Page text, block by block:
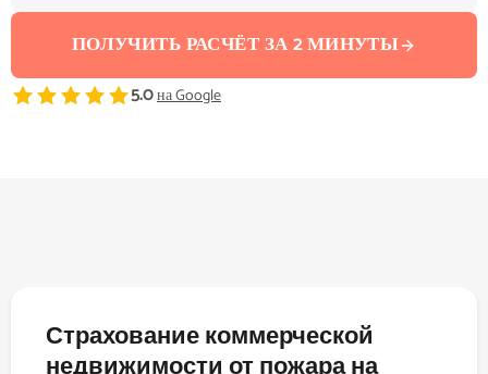
ПОЛУЧИТЬ РАСЧЁТ ЗА 2 МИНУТЫ
5.0на Google
Страхование коммерческой